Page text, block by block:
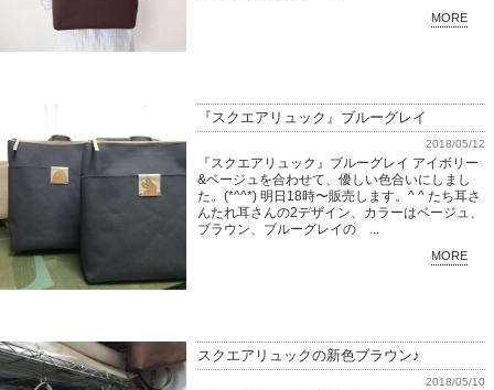
MORE
『スクエアリュック』ブルーグレイ
2018/05/12
『スクエアリュック』ブルーグレイ アイボリー
&ベージュを合わせて、優しい色合いにしまし
た。(*^^*) 明日18時〜販売します。^ ^ たち耳さ
んたれ耳さんの2デザイン、カラーはベージュ、
ブラウン、ブルーグレイの ...
MORE
スクエアリュックの新色ブラウン♪
2018/05/10